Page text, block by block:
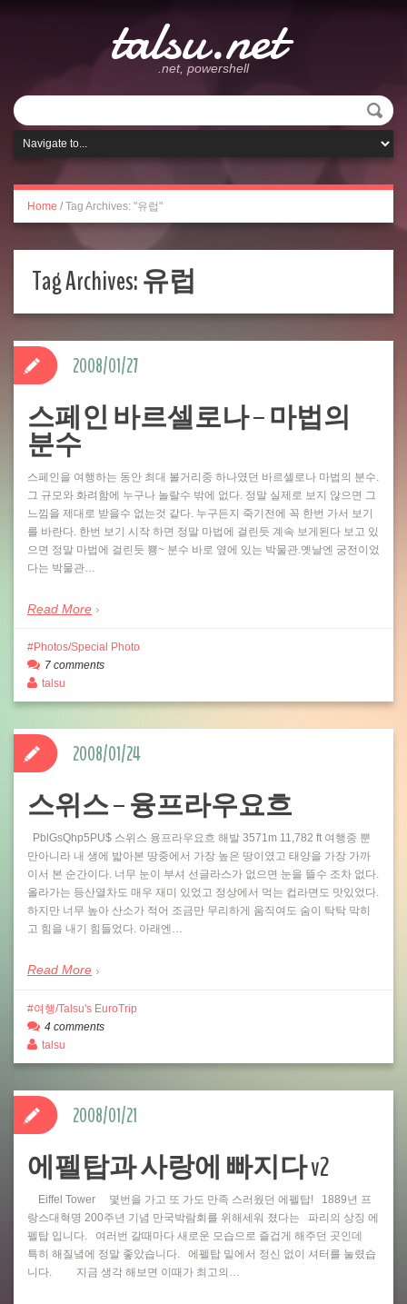
talsu.net
.net, powershell
Home / Tag Archives: "유럽"
Tag Archives:유럽
스페인 바르셀로나 – 마법의
분수
스페인을 여행하는 동안 최대 볼거리중 하나였던 바르셀로나 마법의 분수.
그 규모와 화려함에 누구나 놀랄수 밖에 없다. 정말 실제로 보지 않으면 그
느낌을 제대로 받을수 없는것 같다. 누구든지 죽기전에 꼭 한번 가서 보기
를 바란다. 한번 보기 시작 하면 정말 마법에 걸린듯 계속 보게된다 보고 있
으면 정말 마법에 걸린듯 뿅~ 분수 바로 옆에 있는 박물관.옛날엔 궁전이었
다는 박물관…
Read More
2008/01/27
Photos/Special Photo
7 comments
talsu
스위스 – 융프라우요흐
PblGsQhp5PU$ 스위스 융프라우요흐 해발 3571m 11,782 ft 여행중 뿐
만아니라 내 생에 밟아본 땅중에서 가장 높은 땅이였고 태양을 가장 가까
이서 본 순간이다. 너무 눈이 부셔 선글라스가 없으면 눈을 뜰수 조차 없다.
올라가는 등산열차도 매우 재미 있었고 정상에서 먹는 컵라면도 맛있었다.
하지만 너무 높아 산소가 적어 조금만 무리하게 움직여도 숨이 탁탁 막히
고 힘을 내기 힘들었다. 아래엔…
Read More
2008/01/24
여행/Talsu's EuroTrip
4 comments
talsu
에펠탑과 사랑에 빠지다 v2
Eiffel Tower 몇번을 가고 또 가도 만족 스러웠던 에펠탑! 1889년 프
랑스대혁명 200주년 기념 만국박람회를 위해세워 졌다는 파리의 상징 에
펠탑 입니다. 여러번 갈때마다 새로운 모습으로 즐겁게 해주던 곳인데
특히 해질녘에 정말 좋았습니다. 에펠탑 밑에서 정신 없이 셔터를 눌렸습
니다. 지금 생각 해보면 이때가 최고의…
2008/01/21